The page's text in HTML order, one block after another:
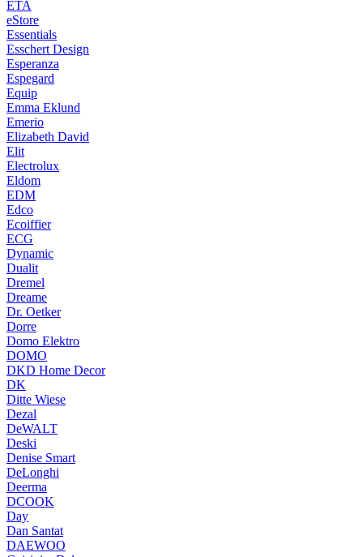
ETA
eStore
Essentials
Esschert Design
Esperanza
Espegard
Equip
Emma Eklund
Emerio
Elizabeth David
Elit
Electrolux
Eldom
EDM
Edco
Ecoiffier
ECG
Dynamic
Dualit
Dremel
Dreame
Dr. Oetker
Dorre
Domo Elektro
DOMO
DKD Home Decor
DK
Ditte Wiese
Dezal
DeWALT
Deski
Denise Smart
DeLonghi
Deerma
DCOOK
Day
Dan Santat
DAEWOO